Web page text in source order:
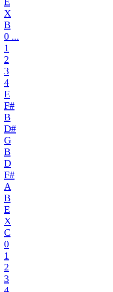
X
B
0 ...
1
2
3
4
E
F#
B
D#
G
B
D
F#
A
B
E
X
C
0
1
2
3